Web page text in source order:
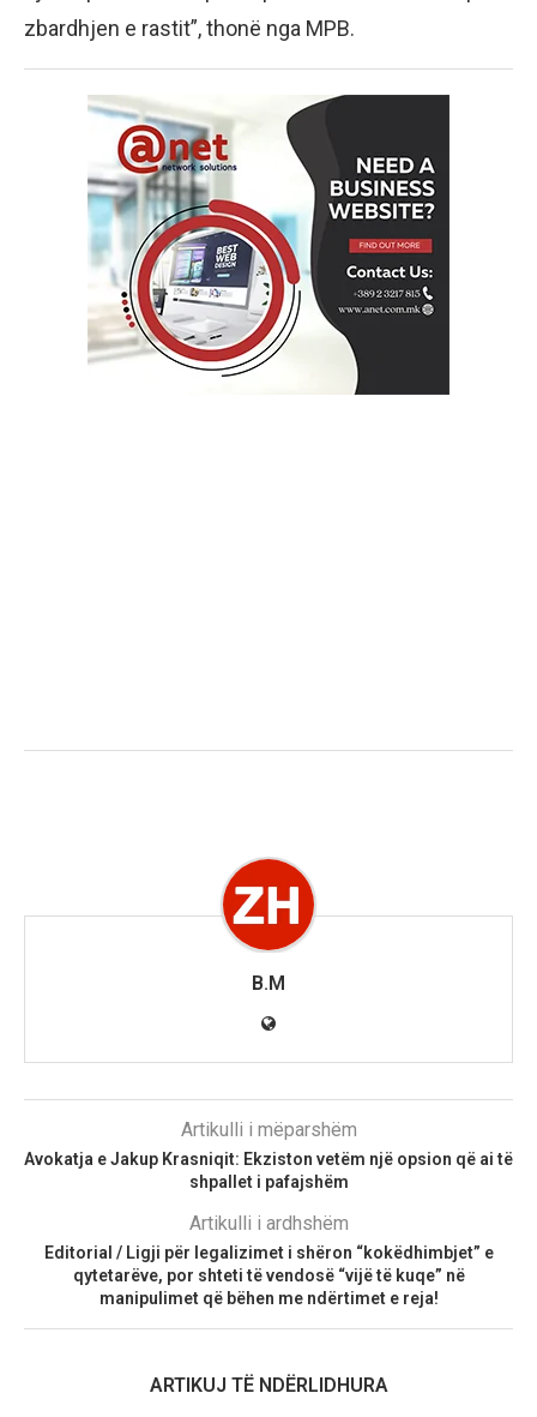
zbardhjen e rastit”, thonë nga MPB.
B.M
Artikulli i mëparshëm
​Avokatja e Jakup Krasniqit: Ekziston vetëm një opsion që ai të
shpallet i pafajshëm
Artikulli i ardhshëm
Editorial / Ligji për legalizimet i shëron “kokëdhimbjet” e
qytetarëve, por shteti të vendosë “vijë të kuqe” në
manipulimet që bëhen me ndërtimet e reja!
ARTIKUJ TË NDËRLIDHURA